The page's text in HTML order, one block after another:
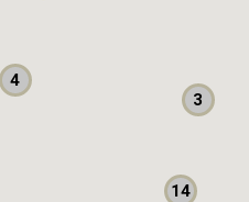
terjaga 24 jam
lebar
swimming pool
3
4
14